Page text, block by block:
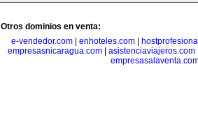
Otros dominios en venta:
e-vendedor.com| enhoteles.com|
empresasnicaragua.com| asistenciaviajeros.com